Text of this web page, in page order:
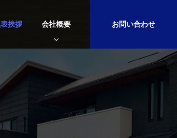
挨拶 会社概要 お問い合わせ